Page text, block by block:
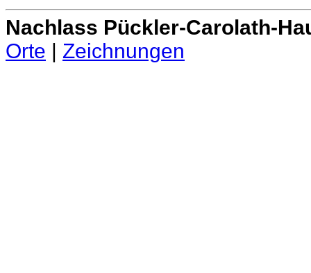
Nachlass Pückler-Carolath-
Orte | Zeichnungen